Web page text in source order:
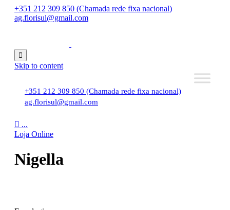
+351 212 309 850 (Chamada rede fixa nacional)
ag.florisul@gmail.com

Skip to content
+351 212 309 850 (Chamada rede fixa nacional)
ag.florisul@gmail.com
 ...
Loja Online
Nigella